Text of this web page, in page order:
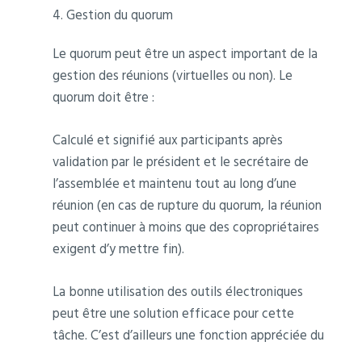
4. Gestion du quorum
Le quorum peut être un aspect important de la
gestion des réunions (virtuelles ou non). Le
quorum doit être :
Calculé et signifié aux participants après
validation par le président et le secrétaire de
l’assemblée et maintenu tout au long d’une
réunion (en cas de rupture du quorum, la réunion
peut continuer à moins que des copropriétaires
exigent d’y mettre fin).
La bonne utilisation des outils électroniques
peut être une solution efficace pour cette
tâche. C’est d’ailleurs une fonction appréciée du